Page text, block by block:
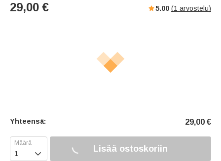
29,00 € 5.00 (1 arvostelu)
Yhteensä: 29,00 €
 Lisää ostoskoriin